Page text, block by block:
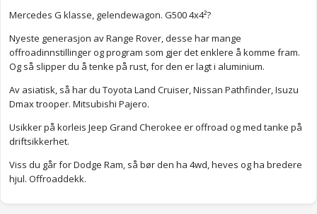
Mercedes G klasse, gelendewagon. G500 4x4²?
Nyeste generasjon av Range Rover, desse har mange
offroadinnstillinger og program som gjer det enklere å komme fram.
Og så slipper du å tenke på rust, for den er lagt i aluminium.
Av asiatisk, så har du Toyota Land Cruiser, Nissan Pathfinder, Isuzu
Dmax trooper. Mitsubishi Pajero.
Usikker på korleis Jeep Grand Cherokee er offroad og med tanke på
driftsikkerhet.
Viss du går for Dodge Ram, så bør den ha 4wd, heves og ha bredere
hjul. Offroaddekk.